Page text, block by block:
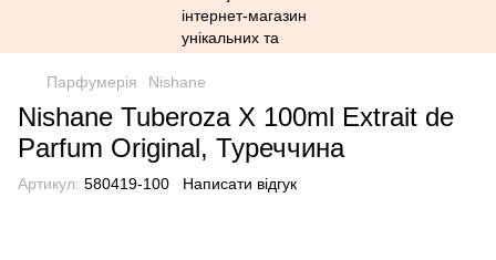
Парфумерія Nishane
Nishane Tuberoza X 100ml Extrait de
Parfum Original, Туреччина
Артикул: 580419-100 Написати відгук